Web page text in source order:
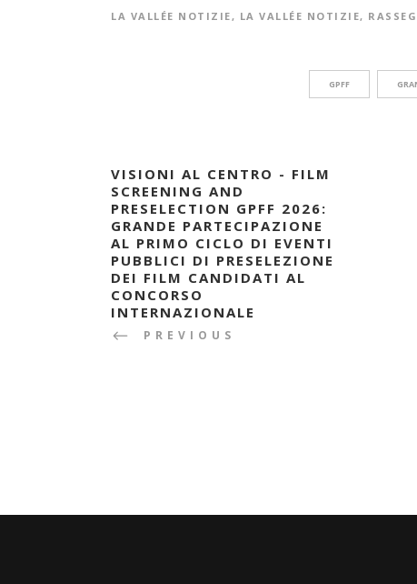
LA VALLÉE NOTIZIE , LA VALLÉE NOTIZIE,
GPFF
VISIONI AL CENTRO - FILM
SCREENING AND
PRESELECTION GPFF 2026:
GRANDE PARTECIPAZIONE
AL PRIMO CICLO DI EVENTI
PUBBLICI DI PRESELEZIONE
DEI FILM CANDIDATI AL
CONCORSO
INTERNAZIONALE
PREVIOUS